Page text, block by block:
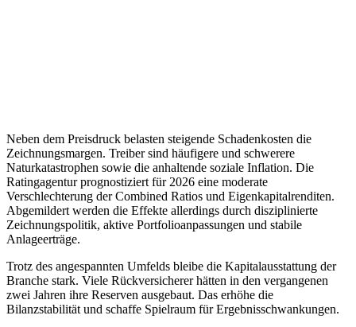
Neben dem Preisdruck belasten steigende Schadenkosten die
Zeichnungsmargen. Treiber sind häufigere und schwerere
Naturkatastrophen sowie die anhaltende soziale Inflation. Die
Ratingagentur prognostiziert für 2026 eine moderate
Verschlechterung der Combined Ratios und Eigenkapitalrenditen.
Abgemildert werden die Effekte allerdings durch disziplinierte
Zeichnungspolitik, aktive Portfolioanpassungen und stabile
Anlageerträge.
Trotz des angespannten Umfelds bleibe die Kapitalausstattung der
Branche stark. Viele Rückversicherer hätten in den vergangenen
zwei Jahren ihre Reserven ausgebaut. Das erhöhe die
Bilanzstabilität und schaffe Spielraum für Ergebnisschwankungen.